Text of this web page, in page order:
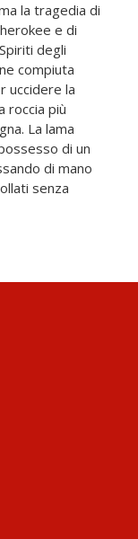
la tragedia di
e di
degli
compiuta
uccidere la
roccia più
La lama
di un
di mano
senza